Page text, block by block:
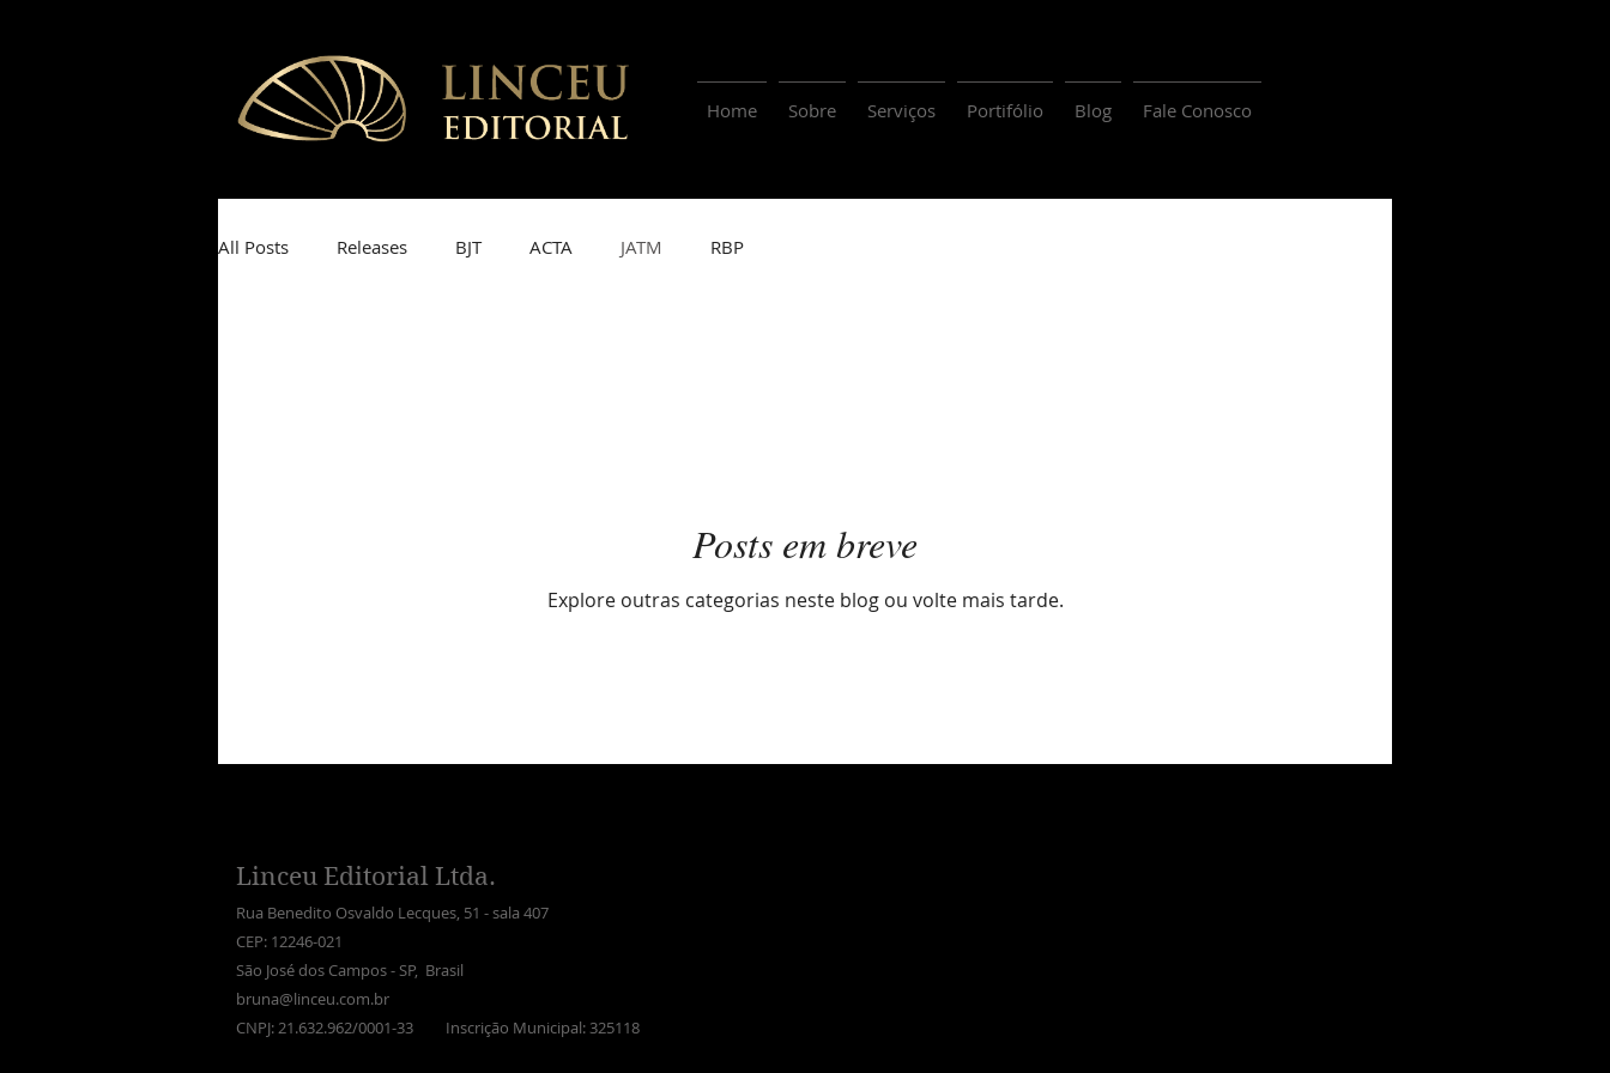
Home Sobre Serviços Portifólio Blog Fale Conosco
All Posts Releases BJT ACTA JATM RBP
Posts em breve
Explore outras categorias neste blog ou volte mais tarde.
Linceu Editorial Ltda.
Rua Benedito Osvaldo Lecques, 51 - sala 407
CEP: 12246-021
São José dos Campos - SP, Brasil
bruna@linceu.com.br
CNPJ: 21.632.962/0001-33 Inscrição Municipal: 325118